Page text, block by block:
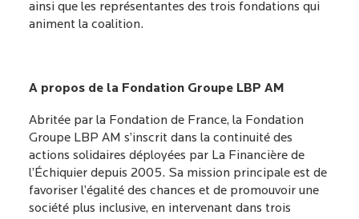
ainsi que les représentantes des trois fondations qui
animent la coalition.
A propos de la Fondation Groupe LBP AM
Abritée par la Fondation de France, la Fondation
Groupe LBP AM s’inscrit dans la continuité des
actions solidaires déployées par La Financière de
l’Échiquier depuis 2005. Sa mission principale est de
favoriser l’égalité des chances et de promouvoir une
société plus inclusive, en intervenant dans trois